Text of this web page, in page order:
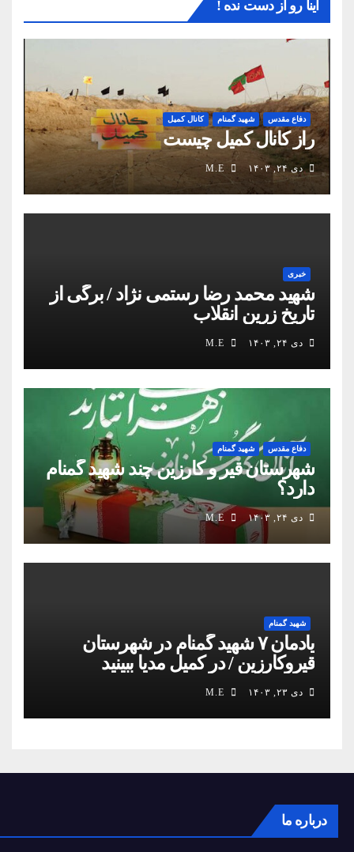
اینا رو از دست نده !
دفاع مقدس شهید گمنام کانال کمیل
راز کانال کمیل چیست
دی ۲۴, ۱۴۰۳
خبری
شهید محمد رضا رستمی نژاد / برگی از
تاریخ زرین انقلاب
دی ۲۴, ۱۴۰۳
دفاع مقدس شهید گمنام
شهرستان قیر و کارزین چند شهید گمنام
دارد؟
دی ۲۴, ۱۴۰۳
شهید گمنام
یادمان ۷ شهید گمنام در شهرستان
قیروکارزین / در کمیل مدیا ببینید
دی ۲۳, ۱۴۰۳
درباره ما